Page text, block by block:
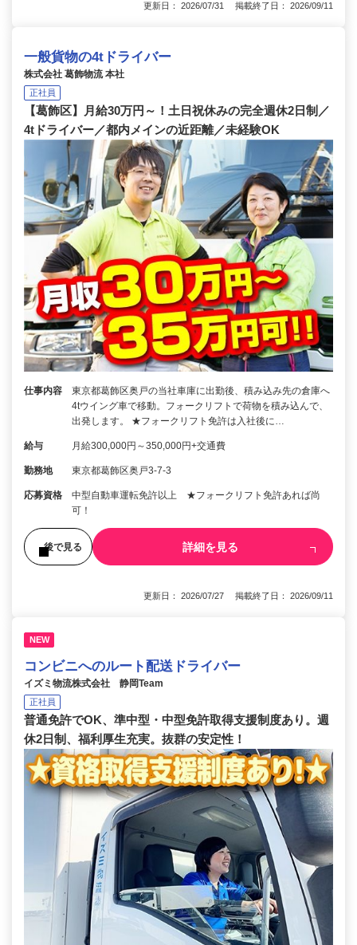
更新日： 2026/07/31 掲載終了日： 2026/09/11
一般貨物の4tドライバー
株式会社 葛飾物流 本社
正社員
【葛飾区】月給30万円～！土日祝休みの完全週休2日制／
4tドライバー／都内メインの近距離／未経験OK
仕事内容
東京都葛飾区奥戸の当社車庫に出勤後、積み込み先の倉庫へ
4tウイング車で移動。フォークリフトで荷物を積み込んで、
出発します。 ★フォークリフト免許は入社後に…
給与 月給300,000円～350,000円+交通費
勤務地 東京都葛飾区奥戸3-7-3
応募資格
中型自動車運転免許以上 ★フォークリフト免許あれば尚
可！
後で見る 詳細を見る
更新日： 2026/07/27 掲載終了日： 2026/09/11
NEW
コンビニへのルート配送ドライバー
イズミ物流株式会社 静岡Team
正社員
普通免許でOK、準中型・中型免許取得支援制度あり。週
休2日制、福利厚生充実。抜群の安定性！